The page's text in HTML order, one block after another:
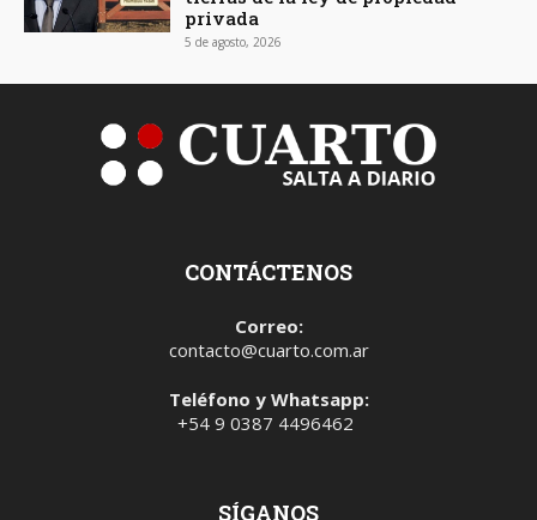
privada
5 de agosto, 2026
CONTÁCTENOS
Correo:
contacto@cuarto.com.ar
Teléfono y Whatsapp:
+54 9 0387 4496462
SÍGANOS